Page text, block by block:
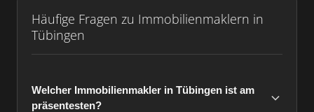
Häufige Fragen zu Immobilienmaklern in
Tübingen
Welcher Immobilienmakler in Tübingen ist am
präsentesten?